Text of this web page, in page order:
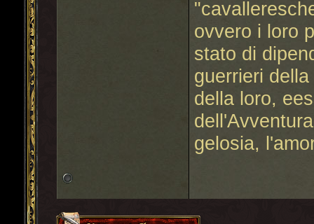
ovvero i loro
stato di
guerrieri
della loro,
gelosia,